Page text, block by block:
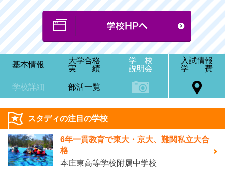
基本情報
大学合格
実 績
学 校
説明会
入試情報
学 費
学校詳細 部活一覧
スタディの注目の学校
6年一貫教育で東大・京大、難関私立大合
格
本庄東高等学校附属中学校